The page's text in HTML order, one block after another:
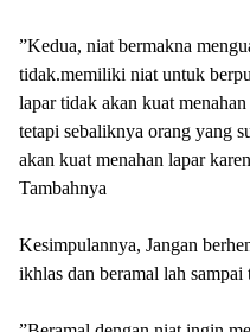
‎”Kedua, niat bermakna
tidak.memiliki niat untuk
lapar tidak akan kuat
tetapi sebaliknya orang yang
akan kuat menahan lapar
Tambahnya
‎Kesimpulannya, Jangan
ikhlas dan beramal lah